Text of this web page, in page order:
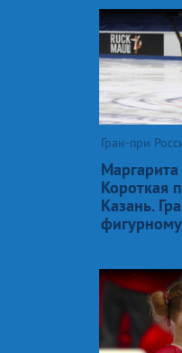
Гран-при
Короткая
Казань.